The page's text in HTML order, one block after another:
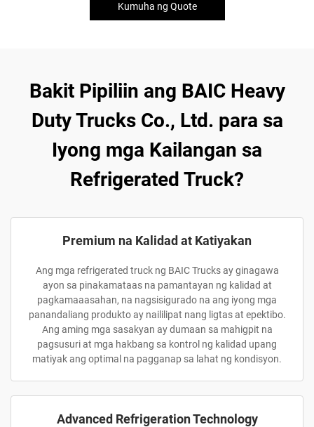
Kumuha ng Quote
Bakit Pipiliin ang BAIC Heavy
Duty Trucks Co., Ltd. para sa
Iyong mga Kailangan sa
Refrigerated Truck?
Premium na Kalidad at Katiyakan
Ang mga refrigerated truck ng BAIC Trucks ay ginagawa
ayon sa pinakamataas na pamantayan ng kalidad at
pagkamaaasahan, na nagsisigurado na ang iyong mga
panandaliang produkto ay naililipat nang ligtas at epektibo.
Ang aming mga sasakyan ay dumaan sa mahigpit na
pagsusuri at mga hakbang sa kontrol ng kalidad upang
matiyak ang optimal na pagganap sa lahat ng kondisyon.
Advanced Refrigeration Technology